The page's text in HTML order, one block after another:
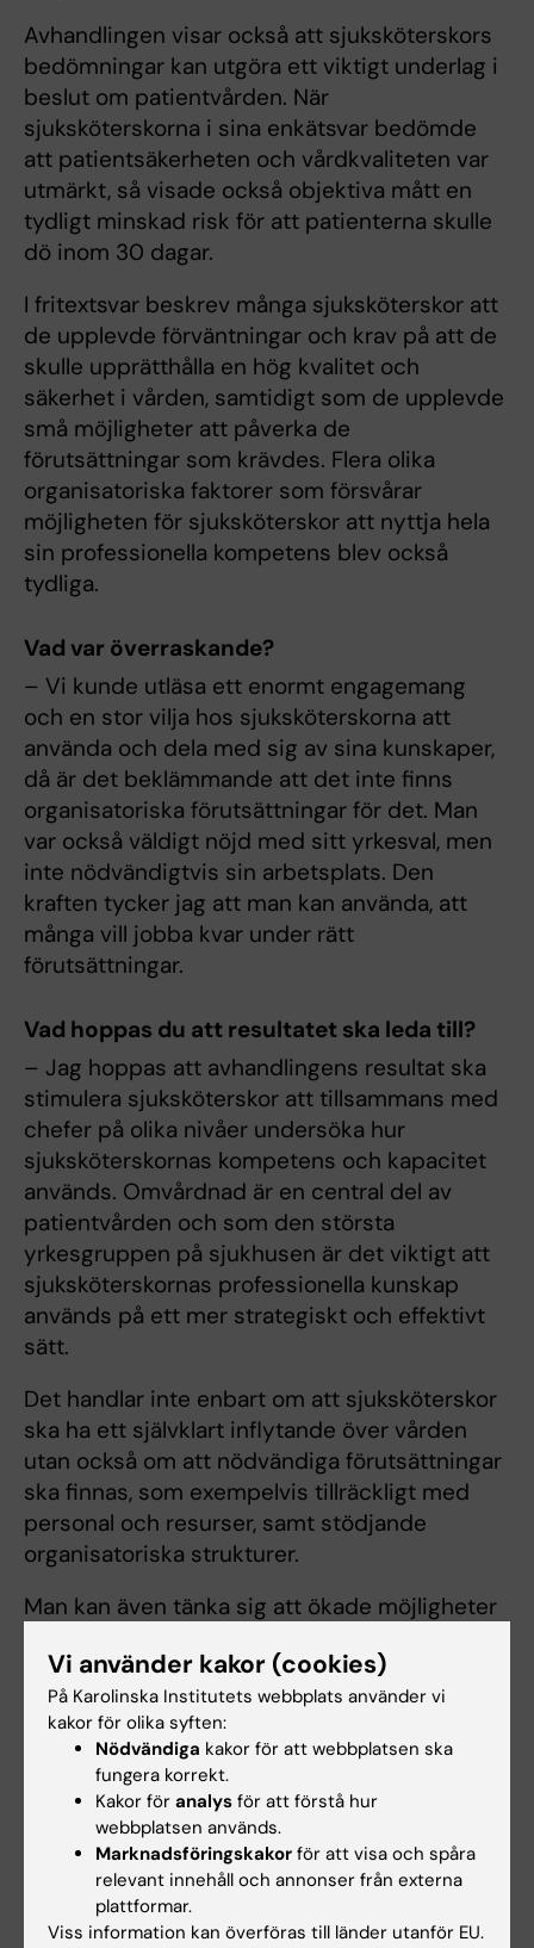
Avhandlingen visar också att sjuksköterskors
bedömningar kan utgöra ett viktigt underlag i
beslut om patientvården. När
sjuksköterskorna i sina enkätsvar bedömde
att patientsäkerheten och vårdkvaliteten var
utmärkt, så visade också objektiva mått en
tydligt minskad risk för att patienterna skulle
dö inom 30 dagar.
I fritextsvar beskrev många sjuksköterskor att
de upplevde förväntningar och krav på att de
skulle upprätthålla en hög kvalitet och
säkerhet i vården, samtidigt som de upplevde
små möjligheter att påverka de
förutsättningar som krävdes. Flera olika
organisatoriska faktorer som försvårar
möjligheten för sjuksköterskor att nyttja hela
sin professionella kompetens blev också
tydliga.
Vad var överraskande?
– Vi kunde utläsa ett enormt engagemang
och en stor vilja hos sjuksköterskorna att
använda och dela med sig av sina kunskaper,
då är det beklämmande att det inte finns
organisatoriska förutsättningar för det. Man
var också väldigt nöjd med sitt yrkesval, men
inte nödvändigtvis sin arbetsplats. Den
kraften tycker jag att man kan använda, att
många vill jobba kvar under rätt
förutsättningar.
Vad hoppas du att resultatet ska leda till?
– Jag hoppas att avhandlingens resultat ska
stimulera sjuksköterskor att tillsammans med
chefer på olika nivåer undersöka hur
sjuksköterskornas kompetens och kapacitet
används. Omvårdnad är en central del av
patientvården och som den största
yrkesgruppen på sjukhusen är det viktigt att
sjuksköterskornas professionella kunskap
används på ett mer strategiskt och effektivt
sätt.
Det handlar inte enbart om att sjuksköterskor
ska ha ett självklart inflytande över vården
utan också om att nödvändiga förutsättningar
ska finnas, som exempelvis tillräckligt med
personal och resurser, samt stödjande
organisatoriska strukturer.
Man kan även tänka sig att ökade möjligheter
kompetens rimligtvis skulle kunna leda till att
sjukhusen blir mer attraktiva och därigenom
förbättrar möjligheterna att rekrytera och
behålla kompetent personal.
Vad ska du göra nu?
– Jag vill fortsätta forska kring hur vården kan
ta tillvara personalens kompetens på ett så
bra sätt som möjligt, vilket också kan gagna
Vi använder kakor (cookies)
På Karolinska Institutets webbplats använder vi
kakor för olika syften:
Nödvändiga kakor för att webbplatsen ska
fungera korrekt.
Kakor för analys för att förstå hur
webbplatsen används.
Marknadsföringskakor för att visa och spåra
relevant innehåll och annonser från externa
plattformar.
Viss information kan överföras till länder utanför EU.